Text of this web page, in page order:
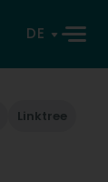
DE
Linktree